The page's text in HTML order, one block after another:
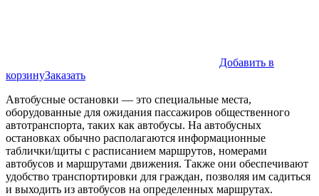
Добавить в
корзинуЗаказать
Автобусные остановки — это специальные места,
оборудованные для ожидания пассажиров общественного
автотранспорта, таких как автобусы. На автобусных
остановках обычно располагаются информационные
таблички/щиты с расписанием маршрутов, номерами
автобусов и маршрутами движения. Также они обеспечивают
удобство транспортировки для граждан, позволяя им садиться
и выходить из автобусов на определенных маршрутах.